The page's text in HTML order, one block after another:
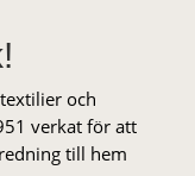
och
verkat för att
till hem